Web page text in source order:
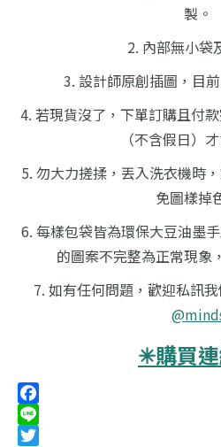
製。
2. 內部無小袋
3. 設計師原創插圖，目
4. 若現貨沒了，下單訂購且付
（不含假日）
5. 勿大力搓揉，丟入洗衣機時
免圖樣掉
6. 每樣包袋皆為環保大豆油墨
的圖案不完整為正常現象
7. 如有任何問題，歡迎私訊
✳︎購買
Facebook
Line